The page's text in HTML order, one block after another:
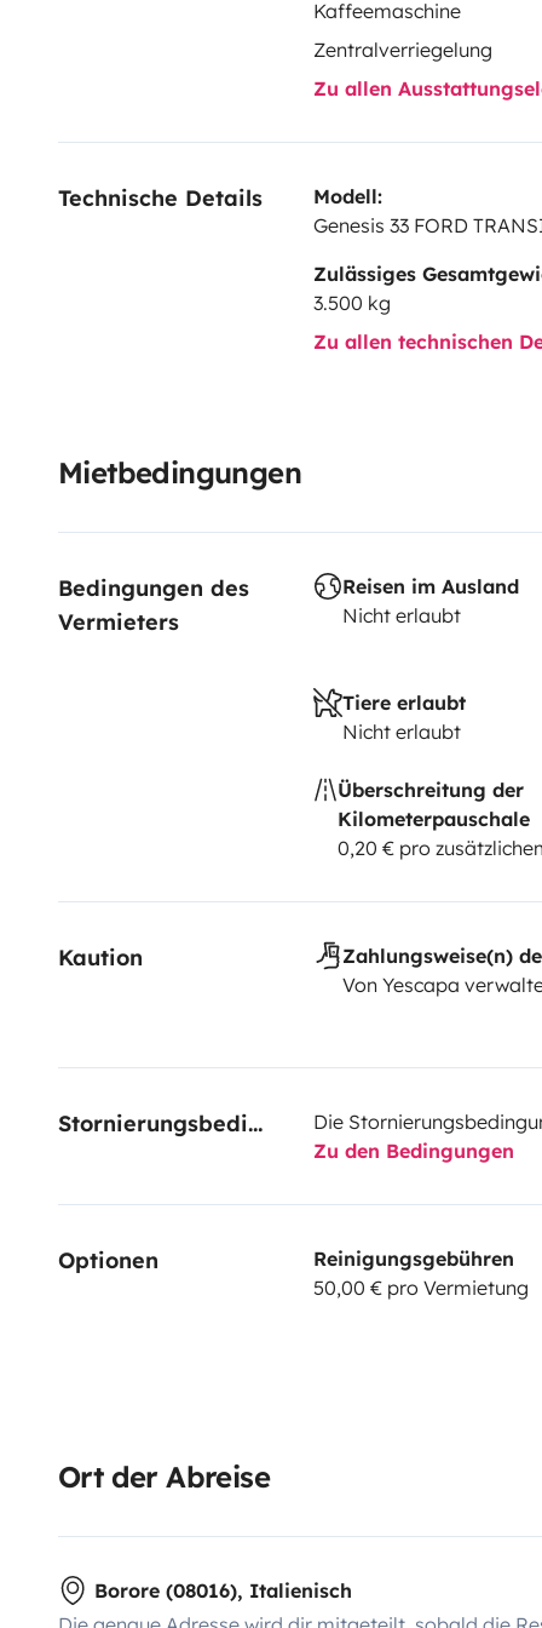
Kaffeemaschine
Zentralverriegelung
Zu allen
Technische Details
Modell:
Genesis 33 FORD
Zulässiges
3.500 kg
Zu allen technischen
Mietbedingungen
Bedingungen des
Vermieters
Reisen im Ausland
Nicht erlaubt
Tiere erlaubt
Nicht erlaubt
Überschreitung der
Kilometerpauschale
0,20 € pro
Kaution
Zahlungsweise(n)
Von Yescapa
Stornierungsbedingungen
Die
Zu den Bedingungen
Optionen
Reinigungsgebühren
50,00 € pro Vermietung
Ort der Abreise
Borore (08016), Italienisch